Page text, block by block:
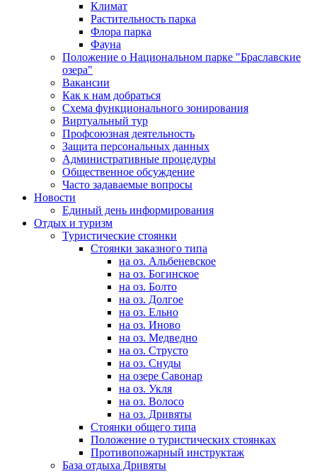
Климат
Растительность парка
Флора парка
Фауна
Положение о Национальном парке "Браславские
озера"
Вакансии
Как к нам добраться
Схема функционального зонирования
Виртуальный тур
Профсоюзная деятельность
Защита персональных данных
Административные процедуры
Общественное обсуждение
Часто задаваемые вопросы
Новости
Единый день информирования
Отдых и туризм
Туристические стоянки
Стоянки заказного типа
на оз. Альбеневское
на оз. Богинское
на оз. Болто
на оз. Долгое
на оз. Ельно
на оз. Иново
на оз. Медведно
на оз. Струсто
на оз. Снуды
на озере Савонар
на оз. Укля
на оз. Волосо
на оз. Дривяты
Стоянки общего типа
Положение о туристических стоянках
Противопожарный инструктаж
База отдыха Дривяты